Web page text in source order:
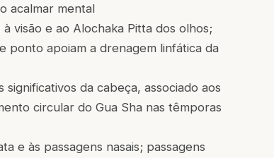
acalmar mental
visão e ao Alochaka Pitta dos olhos;
ponto apoiam a drenagem linfática da
da cabeça, associado aos
circular do Gua Sha nas têmporas
e às passagens nasais; passagens